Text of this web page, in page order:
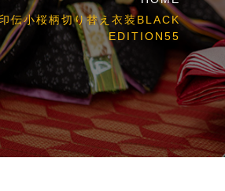
伝小桜柄切り替え衣装BLACK
EDITION55